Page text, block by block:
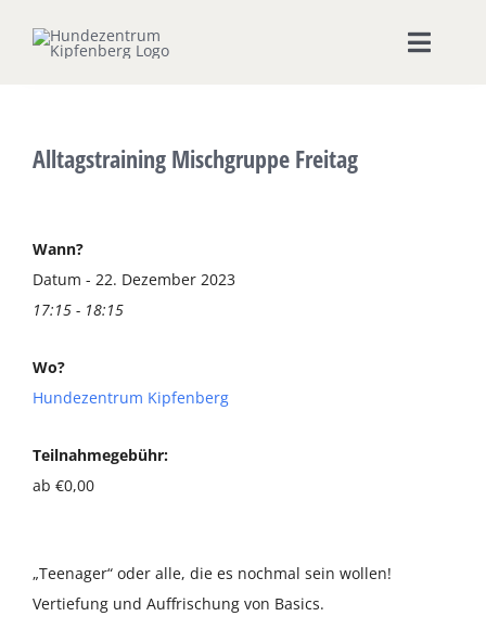
Inhalt
Toggle
Seminare & Workshops
Unsere Shops
Ernährungsberatung
Terminkalender
Alltagstraining Mischgruppe Freitag
Wann?
Datum - 22. Dezember 2023
17:15 - 18:15
Wo?
Hundezentrum Kipfenberg
Teilnahmegebühr:
ab €0,00
„Teenager“ oder alle, die es nochmal sein wollen!
Vertiefung und Auffrischung von Basics.